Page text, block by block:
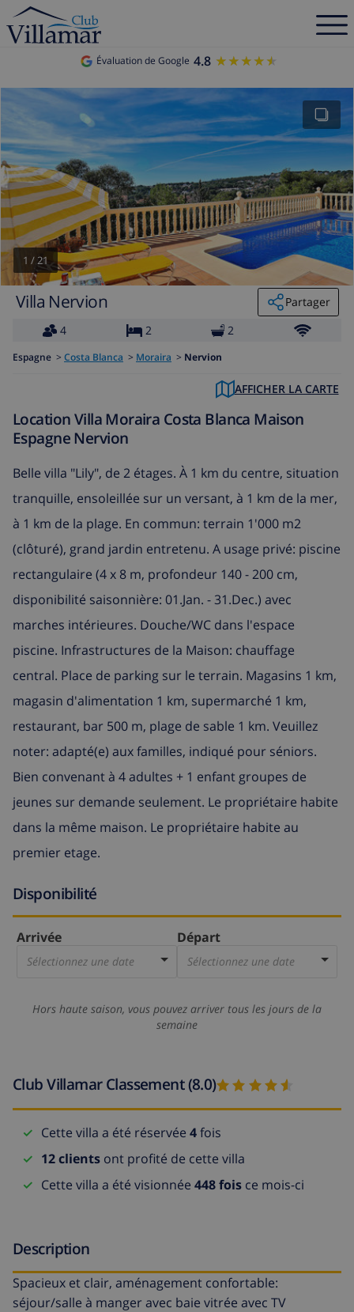
Évaluation de Google 4.8 ★★★★★
★★★★★
1 /21
Villa Nervion
Partager
4
2 2
Espagne > Costa Blanca > Moraira > Nervion
AFFICHER LA CARTE
Location Villa Moraira Costa Blanca Maison
Espagne Nervion
Belle villa "Lily", de 2 étages. À 1 km du centre, situation
tranquille, ensoleillée sur un versant, à 1 km de la mer,
à 1 km de la plage. En commun: terrain 1'000 m2
(clôturé), grand jardin entretenu. A usage privé: piscine
rectangulaire (4 x 8 m, profondeur 140 - 200 cm,
disponibilité saisonnière: 01.Jan. - 31.Dec.) avec
marches intérieures. Douche/WC dans l'espace
piscine. Infrastructures de la Maison: chauffage
central. Place de parking sur le terrain. Magasins 1 km,
magasin d'alimentation 1 km, supermarché 1 km,
restaurant, bar 500 m, plage de sable 1 km. Veuillez
noter: adapté(e) aux familles, indiqué pour séniors.
Bien convenant à 4 adultes + 1 enfant groupes de
jeunes sur demande seulement. Le propriétaire habite
dans la même maison. Le propriétaire habite au
premier etage.
Disponibilité
Arrivée
Sélectionnez une date
Départ
Sélectionnez une date
Hors haute saison, vous pouvez arriver tous les jours de la
semaine
Club Villamar Classement (8.0)
Cette villa a été réservée 4fois
12 clients ont profité de cette villa
Cette villa a été visionnée 448 fois ce mois-ci
Description
Spacieux et clair, aménagement confortable:
séjour/salle à manger avec baie vitrée avec TV